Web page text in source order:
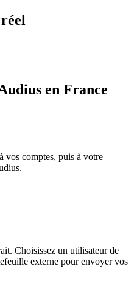
en France
vos comptes, puis à votre
Choisissez un utilisateur de
externe pour envoyer vos